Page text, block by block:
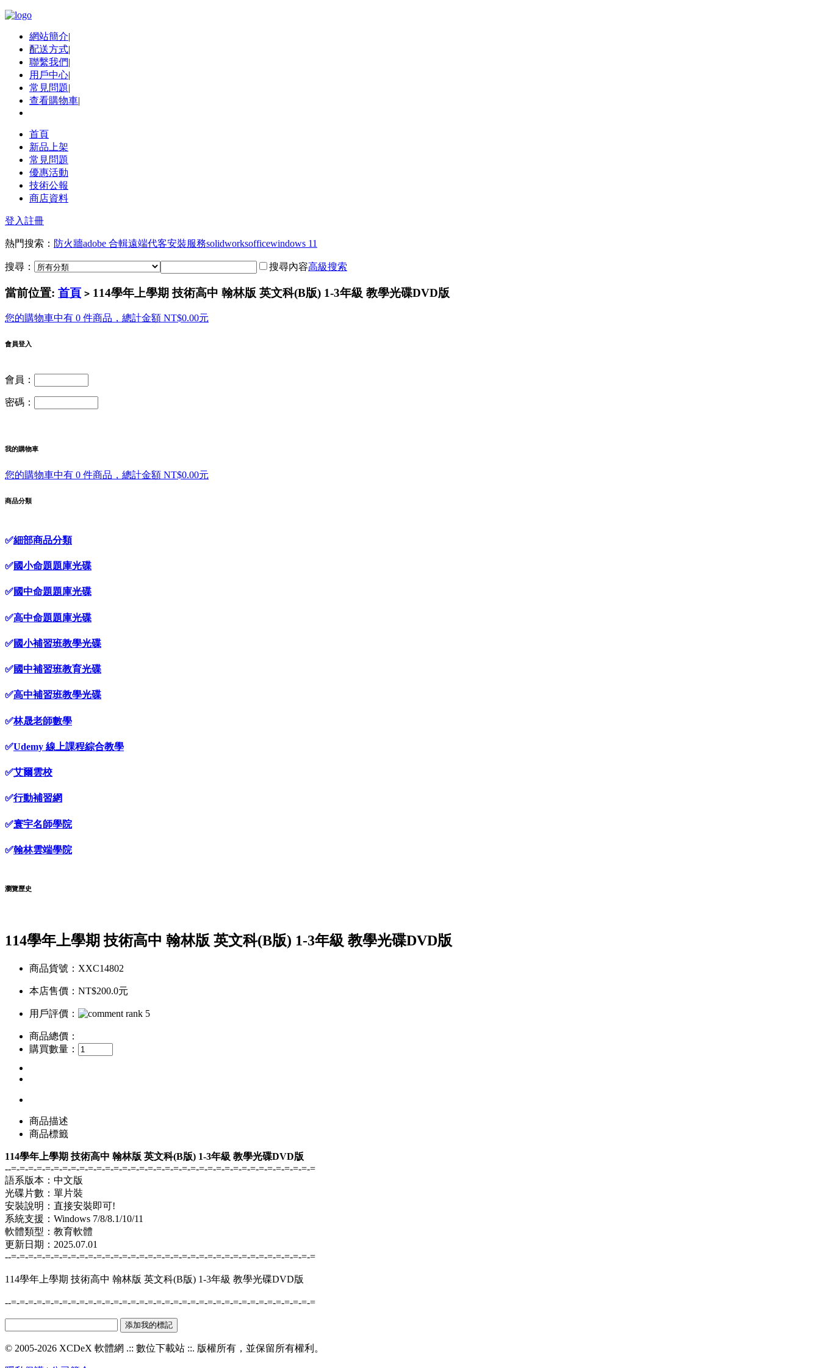
網站簡介|
配送方式|
聯繫我們|
用戶中心|
常見問題|
查看購物車|
首頁
新品上架
常見問題
優惠活動
技術公報
商店資料
登入註冊
熱門搜索： 防火牆adobe 合輯遠端代客安裝服務solidworksofficewindows 11
搜尋： 搜尋內容高級搜索
當前位置: 首頁 > 114學年上學期 技術高中 翰林版 英文科(B版) 1-3年級 教學光碟DVD版
您的購物車中有 0 件商品，總計金額 NT$0.00元
會員登入
會員：
密碼：
我的購物車
您的購物車中有 0 件商品，總計金額 NT$0.00元
商品分類
✅細部商品分類
✅國小命題題庫光碟
✅國中命題題庫光碟
✅高中命題題庫光碟
✅國小補習班教學光碟
✅國中補習班教育光碟
✅高中補習班教學光碟
✅林晟老師數學
✅Udemy 線上課程綜合教學
✅艾爾雲校
✅行動補習網
✅寰宇名師學院
✅翰林雲端學院
瀏覽歷史
114學年上學期 技術高中 翰林版 英文科(B版) 1-3年級 教學光碟DVD版
商品貨號：XXC14802
本店售價： NT$200.0元
用戶評價：
商品總價：
購買數量：
商品描述
商品標籤
114學年上學期 技術高中 翰林版 英文科(B版) 1-3年級 教學光碟DVD版
--=-=-=-=-=-=-=-=-=-=-=-=-=-=-=-=-=-=-=-=-=-=-=-=-=-=-=-=-=-=-=-=-=-=-=-=
語系版本：中文版
光碟片數：單片裝
安裝說明：直接安裝即可!
系統支援：Windows 7/8/8.1/10/11
軟體類型：教育軟體
更新日期：2025.07.01
--=-=-=-=-=-=-=-=-=-=-=-=-=-=-=-=-=-=-=-=-=-=-=-=-=-=-=-=-=-=-=-=-=-=-=-=
114學年上學期 技術高中 翰林版 英文科(B版) 1-3年級 教學光碟DVD版
--=-=-=-=-=-=-=-=-=-=-=-=-=-=-=-=-=-=-=-=-=-=-=-=-=-=-=-=-=-=-=-=-=-=-=-=
© 2005-2026 XCDeX 軟體網 .:: 數位下載站 ::. 版權所有，並保留所有權利。